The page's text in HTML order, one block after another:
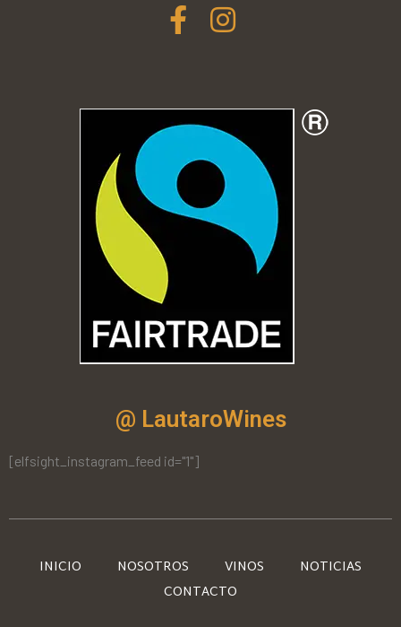
@ LautaroWines
[elfsight_instagram_feed id="1"]
INICIO NOSOTROS VINOS
NOTICIAS
CONTACTO